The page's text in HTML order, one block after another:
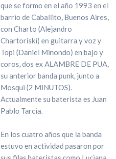
que se formo en el año 1993 en el
barrio de Caballito, Buenos Aires,
con Charto (Alejandro
Chartoriski) en guitarra y voz y
Topi (Daniel Minondo) en bajo y
coros, dos ex ALAMBRE DE PUA,
su anterior banda punk, junto a
Mosqui (2 MINUTOS).
Actualmente su baterista es Juan
Pablo Tarcia.
En los cuatro años que la banda
estuvo en actividad pasaron por